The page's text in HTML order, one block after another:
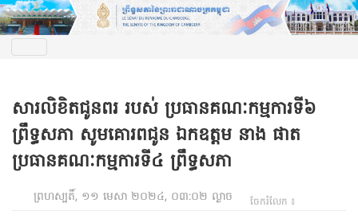
សារលិខិតជូនពរ របស់ ប្រធានគណៈកម្មការទី៦
ព្រឹទ្ធសភា សូមគោរពជូន ឯកឧត្តម នាង ផាត
ប្រធានគណៈកម្មការទី៤ ព្រឹទ្ធសភា
ព្រហស្បតិ៍, ១១ មេសា ២០២៤, ០៣:០២ ល្ងាច ចែករំលែក ៖